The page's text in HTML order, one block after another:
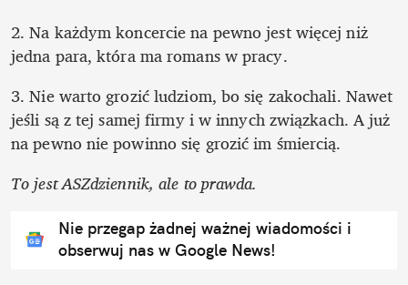
2. Na każdym koncercie na pewno jest więcej niż
jedna para, która ma romans w pracy.
3. Nie warto grozić ludziom, bo się zakochali. Nawet
jeśli są z tej samej firmy i w innych związkach. A już
na pewno nie powinno się grozić im śmiercią.
To jest ASZdziennik, ale to prawda.
Nie przegap żadnej ważnej wiadomości i
obserwuj nas w Google News!